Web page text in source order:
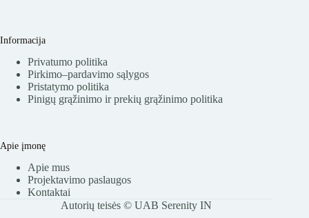
Informacija
Privatumo politika
Pirkimo–pardavimo sąlygos
Pristatymo politika
Pinigų grąžinimo ir prekių grąžinimo politika
Apie įmonę
Apie mus
Projektavimo paslaugos
Kontaktai
Autorių teisės © UAB Serenity IN